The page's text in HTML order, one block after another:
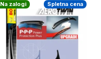
Na zalogi Spletna cena